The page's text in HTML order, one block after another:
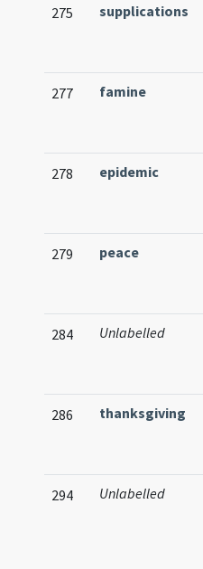
275 supplications
277 famine
278 epidemic
279 peace
284 Unlabelled
286 thanksgiving
294 Unlabelled